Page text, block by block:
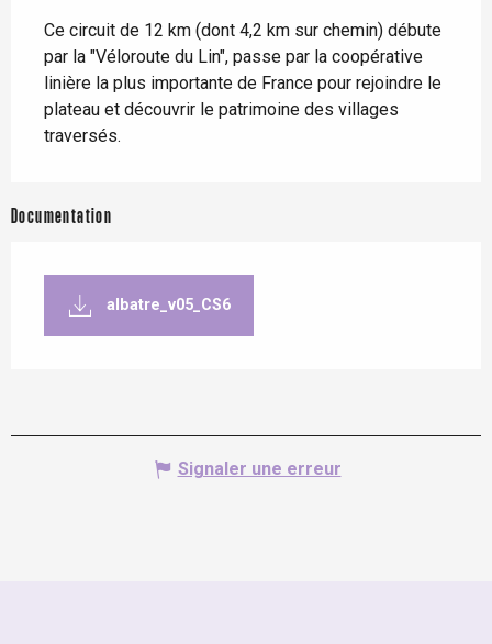
Ce circuit de 12 km (dont 4,2 km sur chemin) débute
par la "Véloroute du Lin", passe par la coopérative
linière la plus importante de France pour rejoindre le
plateau et découvrir le patrimoine des villages
traversés.
Documentation
albatre_v05_CS6
Signaler une erreur